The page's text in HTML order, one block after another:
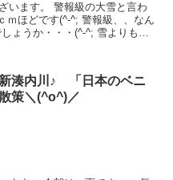
の大雪と言わ
(^-^; 警報級、、なん
・・・(^-^; 雪よりも気
湊内川♪ 「日本のベニ
策＼(^o^)／